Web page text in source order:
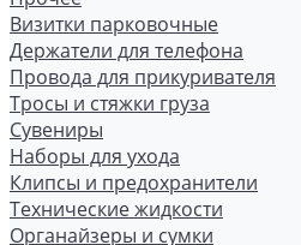
Визитки парковочные
Держатели для телефона
Провода для прикуривателя
Тросы и стяжки груза
Сувениры
Наборы для ухода
Клипсы и предохранители
Технические жидкости
Органайзеры и сумки